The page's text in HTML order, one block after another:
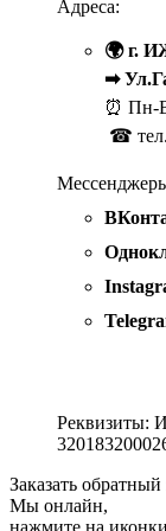
Адреса:
🌍 г.
➡
⏰ Пн-
☎ тел.
Реквизиты:
Заказать
Мы онлайн,